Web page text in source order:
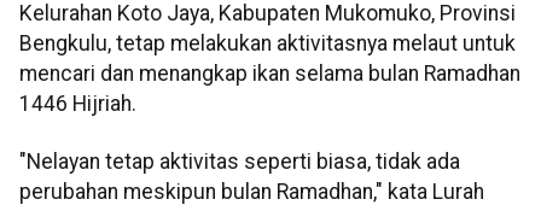
Kelurahan Koto Jaya, Kabupaten Mukomuko, Provinsi
Bengkulu, tetap melakukan aktivitasnya melaut untuk
mencari dan menangkap ikan selama bulan Ramadhan
1446 Hijriah.
"Nelayan tetap aktivitas seperti biasa, tidak ada
perubahan meskipun bulan Ramadhan," kata Lurah